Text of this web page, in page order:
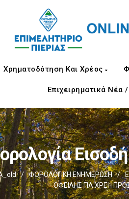
Χρηματοδότηση Και Χρέος
Επιχειρηματικά Νέα
/ ΦΟΡΟΛΟΓΙΚΗ ΕΝΗΜΕΡΩΣΗ /
ΟΦΕΙΛΗΣ ΓΙΑ ΧΡΕΗ